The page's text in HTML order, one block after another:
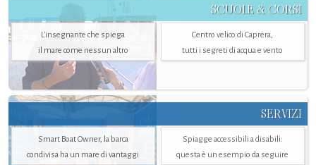
SCUOLE & CORSI
L'insegnante che spiega
il mare come nessun altro
Centro velico di Caprera,
tutti i segreti di acqua e vento
SERVIZI
Smart Boat Owner, la barca
condivisa ha un mare di vantaggi
Spiagge accessibili a disabili:
questa è un esempio da seguire